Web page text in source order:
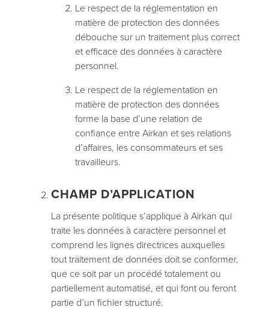
Le respect de la réglementation en
matière de protection des données
débouche sur un traitement plus correct
et efficace des données à caractère
personnel.
Le respect de la réglementation en
matière de protection des données
forme la base d’une relation de
confiance entre Airkan et ses relations
d’affaires, les consommateurs et ses
travailleurs.
CHAMP D’APPLICATION
La présente politique s’applique à Airkan qui
traite les données à caractère personnel et
comprend les lignes directrices auxquelles
tout traitement de données doit se conformer,
que ce soit par un procédé totalement ou
partiellement automatisé, et qui font ou feront
partie d’un fichier structuré.